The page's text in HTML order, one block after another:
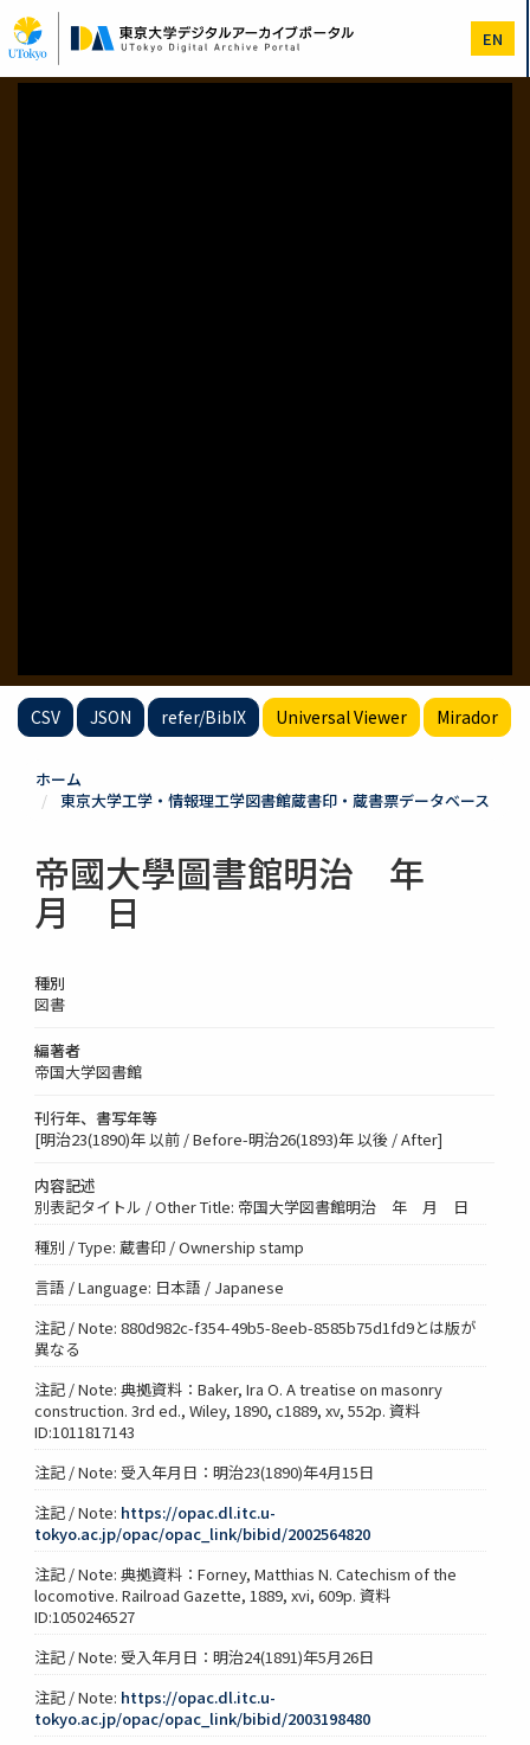
イ
ン
コ
EN
CSV JSON refer/BibIX Universal Viewer Mirador
ホーム
東京大学工学・情報理工学図書館蔵書印・蔵書票データベース
帝國大學圖書館明治 年
月 日
種別
図書
編著者
帝国大学図書館
刊行年、書写年等
[明治23(1890)年 以前 / Before-明治26(1893)年 以後 / After]
内容記述
別表記タイトル / Other Title: 帝国大学図書館明治 年 月 日
種別 / Type: 蔵書印 / Ownership stamp
言語 / Language: 日本語 / Japanese
注記 / Note: 880d982c-f354-49b5-8eeb-8585b75d1fd9とは版が
異なる
注記 / Note: 典拠資料：Baker, Ira O. A treatise on masonry
construction. 3rd ed., Wiley, 1890, c1889, xv, 552p. 資料
ID:1011817143
注記 / Note: 受入年月日：明治23(1890)年4月15日
注記 / Note: https://opac.dl.itc.u-
tokyo.ac.jp/opac/opac_link/bibid/2002564820
注記 / Note: 典拠資料：Forney, Matthias N. Catechism of the
locomotive. Railroad Gazette, 1889, xvi, 609p. 資料
ID:1050246527
注記 / Note: 受入年月日：明治24(1891)年5月26日
注記 / Note: https://opac.dl.itc.u-
tokyo.ac.jp/opac/opac_link/bibid/2003198480